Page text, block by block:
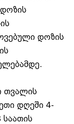
დოზის
თვალის
დღეში 4-